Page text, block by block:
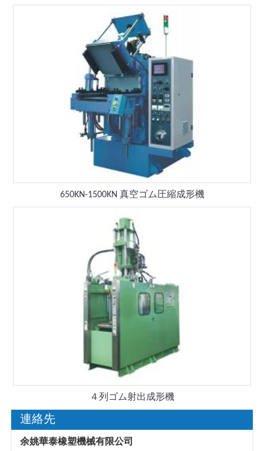
650KN-1500KN 真空ゴム圧縮成形機
４列ゴム射出成形機
連絡先
余姚華泰橡塑機械有限公司